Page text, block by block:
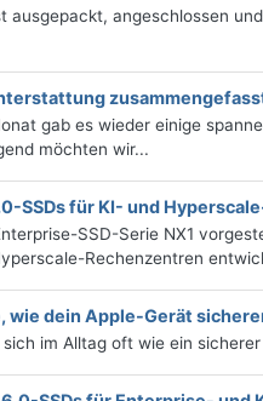
ausgepackt, angeschlossen
gab es wieder einige
möchten wir...
SSDs für KI- und
SSD-Serie NX1
Rechenzentren
wie dein Apple-Gerät
im Alltag oft wie ein